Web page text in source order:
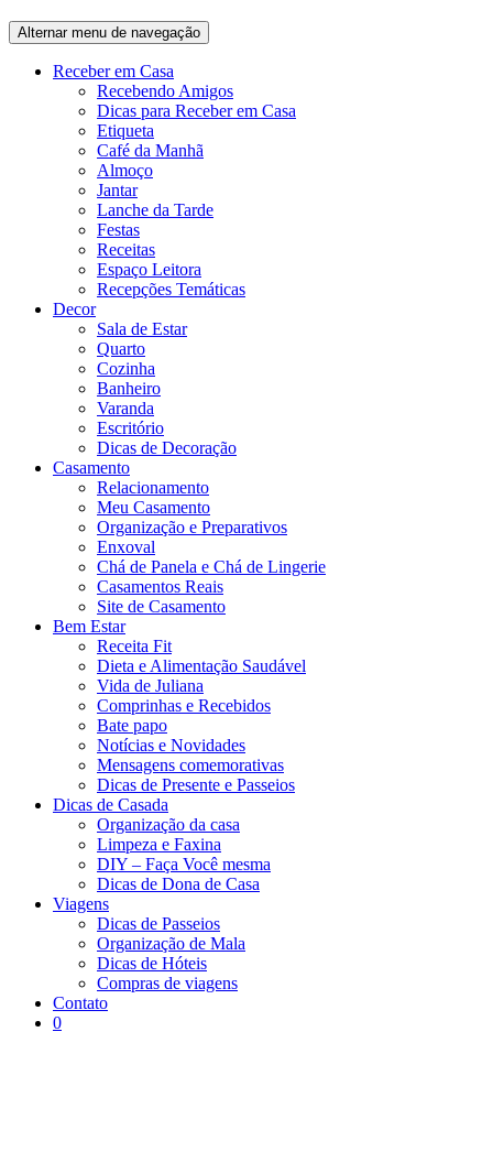
Alternar menu de navegação
Receber em Casa
Recebendo Amigos
Dicas para Receber em Casa
Etiqueta
Café da Manhã
Almoço
Jantar
Lanche da Tarde
Festas
Receitas
Espaço Leitora
Recepções Temáticas
Decor
Sala de Estar
Quarto
Cozinha
Banheiro
Varanda
Escritório
Dicas de Decoração
Casamento
Relacionamento
Meu Casamento
Organização e Preparativos
Enxoval
Chá de Panela e Chá de Lingerie
Casamentos Reais
Site de Casamento
Bem Estar
Receita Fit
Dieta e Alimentação Saudável
Vida de Juliana
Comprinhas e Recebidos
Bate papo
Notícias e Novidades
Mensagens comemorativas
Dicas de Presente e Passeios
Dicas de Casada
Organização da casa
Limpeza e Faxina
DIY – Faça Você mesma
Dicas de Dona de Casa
Viagens
Dicas de Passeios
Organização de Mala
Dicas de Hóteis
Compras de viagens
Contato
0